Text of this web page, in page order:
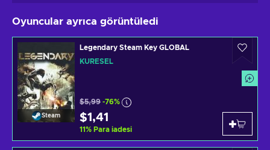
Oyuncular ayrıca görüntüledi
Steam
Legendary Steam Key GLOBAL
KÜRESEL
$5,99 -76%
$1,41
11% Para iadesi